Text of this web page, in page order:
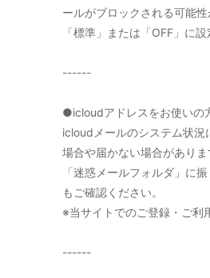
ールがブロックされる可能性
「標準」または「OFF」に設
------
●icloudアドレスをお使いの
icloudメールのシステム状況
場合や届かない場合がありま
「迷惑メールフォルダ」に
もご確認ください。
※当サイトでのご登録・ご利
------